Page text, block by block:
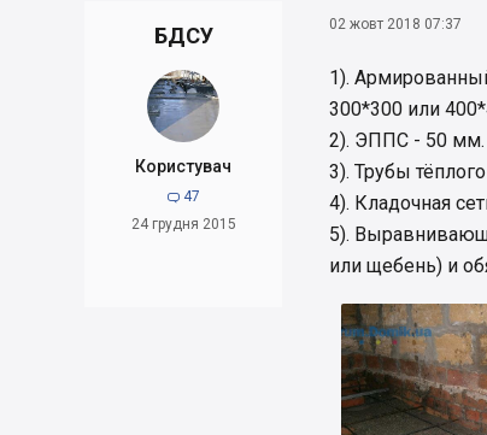
БДСУ
Користувач
 47
24 грудня 2015
02 жовт 2018 07:37
1).
300*300 или
2). ЭППС - 50 мм.
3). Трубы
4). Кладочная
5).
или щебень) и